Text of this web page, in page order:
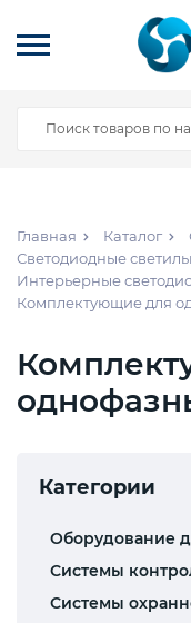
Главная Каталог
Светодиодные
Интерьерные
Комплектующие для
Категории
Оборудование
Системы
Системы